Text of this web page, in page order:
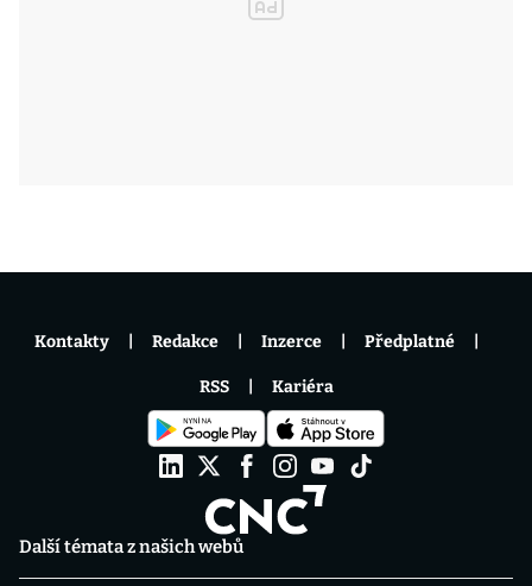
Další témata z našich webů
Kontakty Redakce Inzerce Předplatné
RSS Kariéra